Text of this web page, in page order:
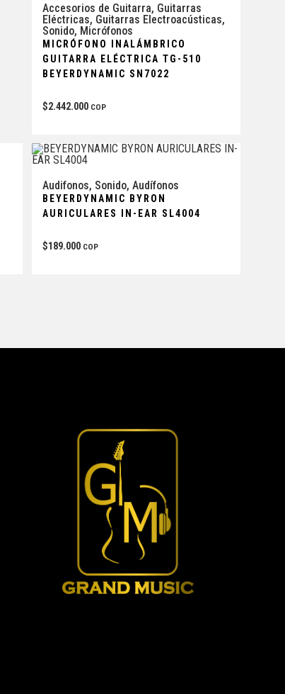
Accesorios de Guitarra, Guitarras
Eléctricas, Guitarras Electroacústicas,
Sonido, Micrófonos
MICRÓFONO INALÁMBRICO
GUITARRA ELÉCTRICA TG-510
BEYERDYNAMIC SN7022
$2.442.000 COP
Audifonos, Sonido, Audífonos
BEYERDYNAMIC BYRON
AURICULARES IN-EAR SL4004
$189.000 COP